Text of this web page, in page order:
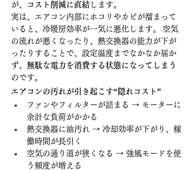
が、
コスト削減に直結 します。
実は、エアコン内部にホコリやカビが溜まって
いると、冷暖房効率が一気に悪化します。 空気
の流れが悪くなったり、熱交換器の能力が下が
ったりすることで、設定温度までなかなか届か
ず、 無駄な電力を消費する状態になってしまう
のです。
エアコンの汚れが引き起こす“隠れコスト”
ファンやフィルターが詰まる → モーターに
余計な負荷がかかる
熱交換器に油汚れ → 冷却効率が下がり、稼
働時間が長引く
空気の通り道が狭くなる → 強風モードを使
う頻度が増える